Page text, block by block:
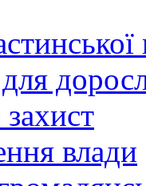
для
влади